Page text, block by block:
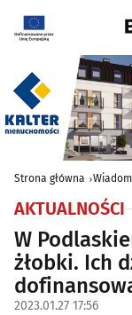
Strona główna
AKTUALNOŚCI
W
żłobki. Ich
2023.01.27 17:56